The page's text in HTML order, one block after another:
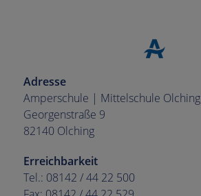
Adresse
Amperschule | Mittelschule Olching
Georgenstraße 9
82140 Olching
Erreichbarkeit
Tel.: 08142 / 44 22 500